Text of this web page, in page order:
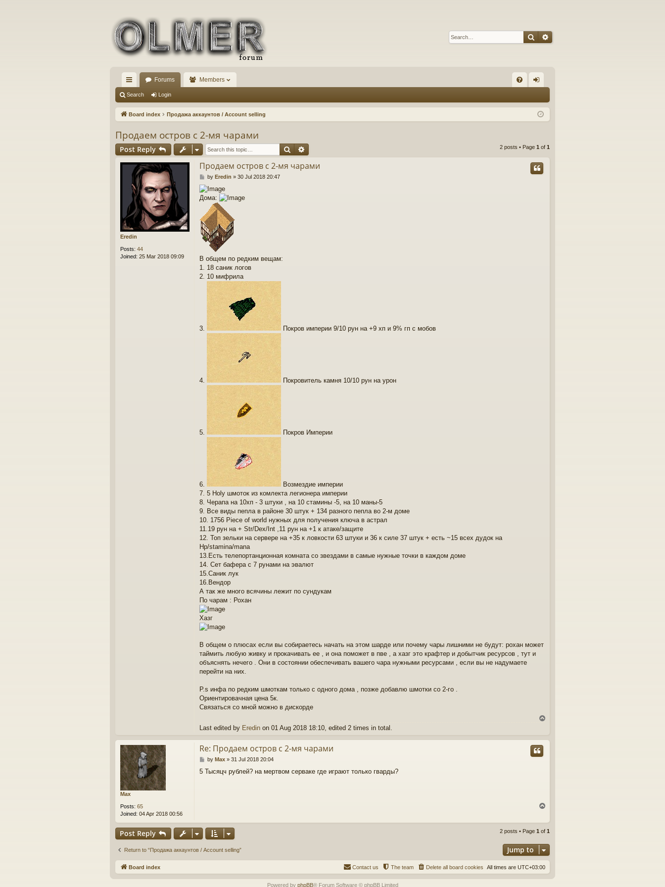
SearchAdvanced search
ui
ck
ks
Forums Members
Q in
Search Login
Board index Продажа аккаунтов / Account selling
Продаем остров с 2-мя чарами
Post Reply Search 2 posts • Page 1 of 1
Eredin
Posts: 44
Joined: 25 Mar 2018 09:09
Продаем остров с 2-мя чарами
P
o
s
t
by Eredin » 30 Jul 2018 20:47
Дома:
В общем по редким вещам:
1. 18 саник логов
2. 10 мифрила
3. Покров империи 9/10 рун на +9 хп и 9% гп с мобов
4. Покровитель камня 10/10 рун на урон
5. Покров Империи
6.
Возмездие империи
7. 5 Holy шмоток из комлекта легионера империи
8. Черапа на 10хп - 3 штуки , на 10 стамины -5, на 10 маны-5
9. Все виды пепла в районе 30 штук + 134 разного пепла во 2-м доме
10. 1756 Piece of world нужных для получения ключа в астрал
11.19 рун на + Str/Dex/Int ,11 рун на +1 к атаке/защите
12. Топ зельки на сервере на +35 к ловкости 63 штуки и 36 к силе 37 штук + есть ~15 всех дудок на
Hp/stamina/mana
13.Есть телепортанционная комната со звездами в самые нужные точки в каждом доме
14. Сет бафера с 7 рунами на эвалют
15.Саник лук
16.Вендор
А так же много всячины лежит по сундукам
По чарам : Рохан
Хазг
В общем о плюсах если вы собираетесь начать на этом шарде или почему чары лишними не будут: рохан может
таймить любую живку и прокачивать ее , и она поможет в пве , а хазг это крафтер и добытчик ресурсов , тут и
объяснять нечего . Они в состоянии обеспечивать вашего чара нужными ресурсами , если вы не надумаете
перейти на них.
P.s инфа по редким шмоткам только с одного дома , позже добавлю шмотки со 2-го .
Ориентировачная цена 5к.
Связаться со мной можно в дискорде
Last edited by Eredin on 01 Aug 2018 18:10, edited 2 times in total.
Max
Posts: 65
Joined: 04 Apr 2018 00:56
Re: Продаем остров с 2-мя чарами
P
s
by Max» 31 Jul 2018 20:04
5 Тысяцч рублей? на мертвом серваке где играют только гварды?
p
Post Reply 2 posts • Page 1 of 1
Return to “Продажа аккаунтов / Account selling” Jump to
Board index All times are UTC+03:00
Delete all board cookies
The team
Contact us
Powered by phpBB® Forum Software © phpBB Limited